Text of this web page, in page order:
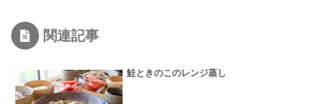
関連記事
鮭ときのこのレンジ蒸し